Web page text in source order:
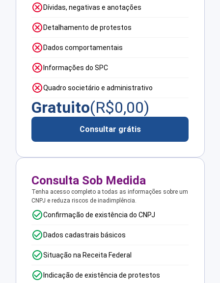
Dívidas, negativas e anotações
Detalhamento de protestos
Dados comportamentais
Informações do SPC
Quadro societário e administrativo
Gratuito(R$0,00)
Consultar grátis
Consulta Sob Medida
Tenha acesso completo a todas as informações sobre um
CNPJ e reduza riscos de inadimplência.
Confirmação de existência do CNPJ
Dados cadastrais básicos
Situação na Receita Federal
Indicação de existência de protestos